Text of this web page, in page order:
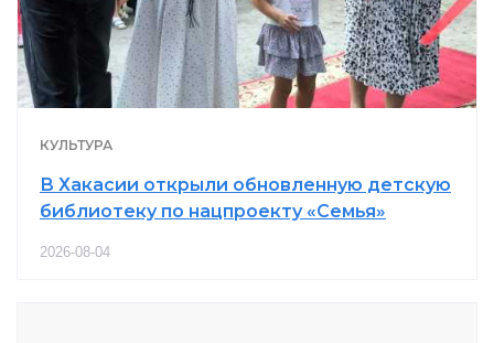
КУЛЬТУРА
В Хакасии открыли обновленную детскую
библиотеку по нацпроекту «Семья»
2026-08-04